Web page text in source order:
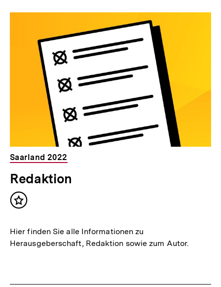
Saarland 2022
Redaktion
Inhalt
Hier finden Sie alle Informationen zu
Herausgeberschaft, Redaktion sowie zum Autor.